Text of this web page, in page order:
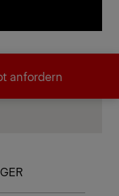
anfordern